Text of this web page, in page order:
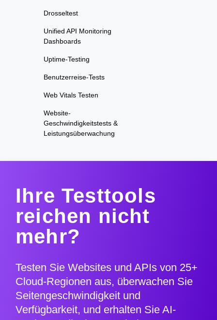
Drosseltest
Unified API Monitoring
Dashboards
Uptime-Testing
Benutzerreise-Tests
Web Vitals Testen
Website-
Geschwindigkeitstests &
Leistungsüberwachung
Ihre Testtools
reichen nicht
mehr?
Testen Sie Websites und APIs von 25+
Cloud-Regionen aus, überwachen Sie
Seitengeschwindigkeit und
Verfügbarkeit, und erhalten Sie AI-